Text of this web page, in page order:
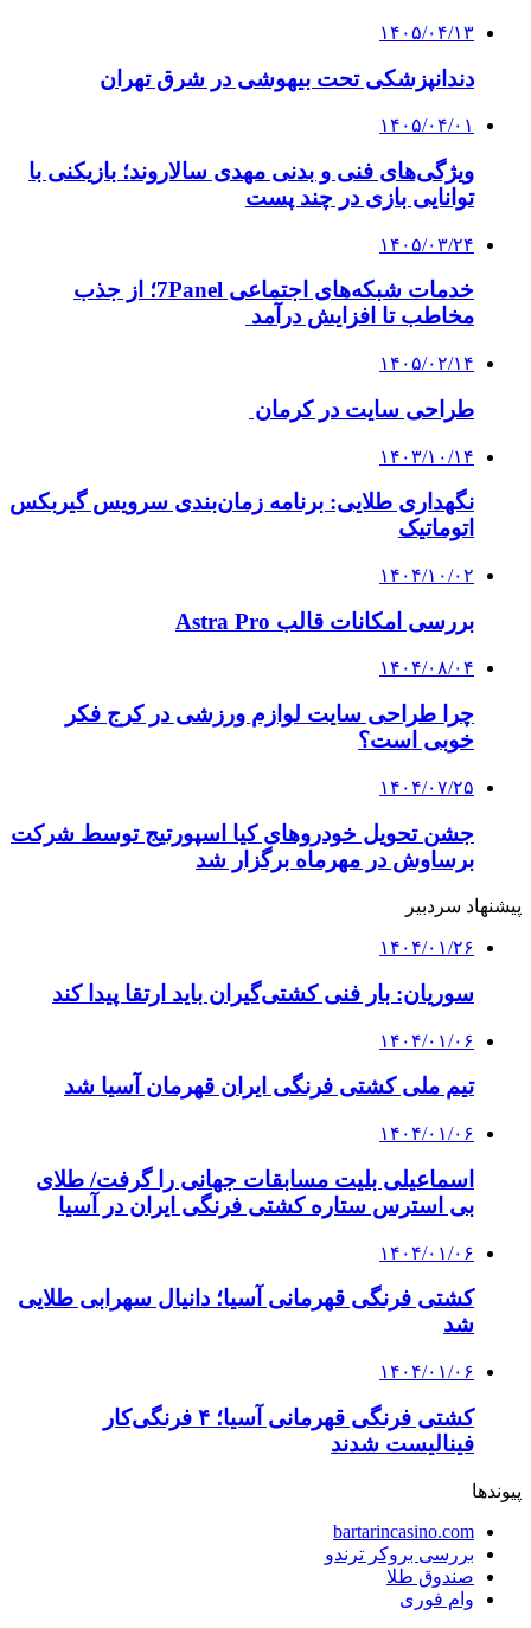
۱۴۰۵/۰۴/۱۳
دندانپزشکی تحت بیهوشی در شرق تهران
۱۴۰۵/۰۴/۰۱
ویژگی‌های فنی و بدنی مهدی سالاروند؛ بازیکنی با
توانایی بازی در چند پست
۱۴۰۵/۰۳/۲۴
خدمات شبکه‌های اجتماعی 7Panel؛ از جذب
مخاطب تا افزایش درآمد
۱۴۰۵/۰۲/۱۴
طراحی سایت در کرمان
۱۴۰۳/۱۰/۱۴
نگهداری طلایی: برنامه زمان‌بندی سرویس گیربکس
اتوماتیک
۱۴۰۴/۱۰/۰۲
بررسی امکانات قالب Astra Pro
۱۴۰۴/۰۸/۰۴
چرا طراحی سایت لوازم ورزشی در کرج فکر
خوبی است؟
۱۴۰۴/۰۷/۲۵
جشن تحویل خودروهای کیا اسپورتیج توسط شرکت
برساوش در مهرماه برگزار شد
پیشنهاد سردبیر
۱۴۰۴/۰۱/۲۶
سوریان: بار فنی کشتی‌گیران باید ارتقا پیدا کند
۱۴۰۴/۰۱/۰۶
تیم ملی کشتی فرنگی ایران قهرمان آسیا شد
۱۴۰۴/۰۱/۰۶
اسماعیلی بلیت مسابقات جهانی را گرفت/ طلای
بی استرس ستاره کشتی فرنگی ایران در آسیا
۱۴۰۴/۰۱/۰۶
کشتی فرنگی قهرمانی آسیا؛ دانیال سهرابی طلایی
شد
۱۴۰۴/۰۱/۰۶
کشتی فرنگی قهرمانی آسیا؛ ۴ فرنگی‌کار
فینالیست شدند
پیوندها
bartarincasino.com
بررسی بروکر ترندو
صندوق طلا
وام فوری